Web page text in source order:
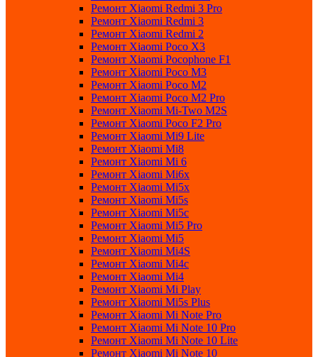
Ремонт Xiaomi Redmi 3 Pro
Ремонт Xiaomi Redmi 3
Ремонт Xiaomi Redmi 2
Ремонт Xiaomi Poco X3
Ремонт Xiaomi Pocophone F1
Ремонт Xiaomi Poco M3
Ремонт Xiaomi Poco M2
Ремонт Xiaomi Poco M2 Pro
Ремонт Xiaomi Mi-Two M2S
Ремонт Xiaomi Poco F2 Pro
Ремонт Xiaomi Mi9 Lite
Ремонт Xiaomi Mi8
Ремонт Xiaomi Mi 6
Ремонт Xiaomi Mi6x
Ремонт Xiaomi Mi5x
Ремонт Xiaomi Mi5s
Ремонт Xiaomi Mi5c
Ремонт Xiaomi Mi5 Pro
Ремонт Xiaomi Mi5
Ремонт Xiaomi Mi4S
Ремонт Xiaomi Mi4c
Ремонт Xiaomi Mi4
Ремонт Xiaomi Mi Play
Ремонт Xiaomi Mi5s Plus
Ремонт Xiaomi Mi Note Pro
Ремонт Xiaomi Mi Note 10 Pro
Ремонт Xiaomi Mi Note 10 Lite
Ремонт Xiaomi Mi Note 10